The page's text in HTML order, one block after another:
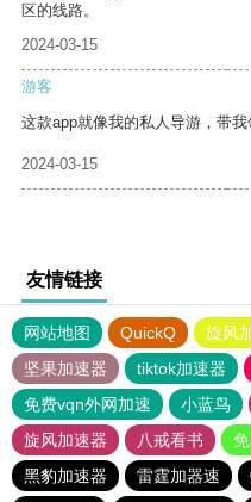
区的线路。
2024-03-15
游客
这款app就像我的私人导游，带我
2024-03-15
友情链接
网站地图 QuickQ 旋风
坚果加速器
tiktok加速器
免费vqn外网加速
小蓝鸟
旋风加速器
八戒看书
黑豹加速器
雷霆加器速